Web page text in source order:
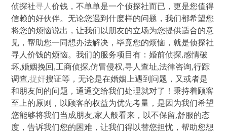
侦探社寻人价钱，不单单是一个侦探社而已，更是您值得
信赖的好伙伴。无论您遇到什麽样的问题，我们都希望您
将您的烦恼说出，让我们以朋友的立场为您提供适合的意
见，帮助您一同想办法解决，毕竟您的烦恼，就是侦探社
寻人价钱的烦恼。我们的服务项目有：婚前侦探,感情破
坏,婚姻挽回,工商侦探,仿冒侵权,寻人查址,法律咨询,行踪
调查,捉奸搜证等，无论是在婚姻上遇到问题，又或者是
和朋友间的问题，通通交给我们处理就对了！秉持着顾客
至上的原则，以顾客的权益为优先考量，是因为我们希望
您能够将我们当成朋友,家人般看来，以不保留,舒服的态
度，告诉我们您的困难，让我们得以替您担忧，帮助您想